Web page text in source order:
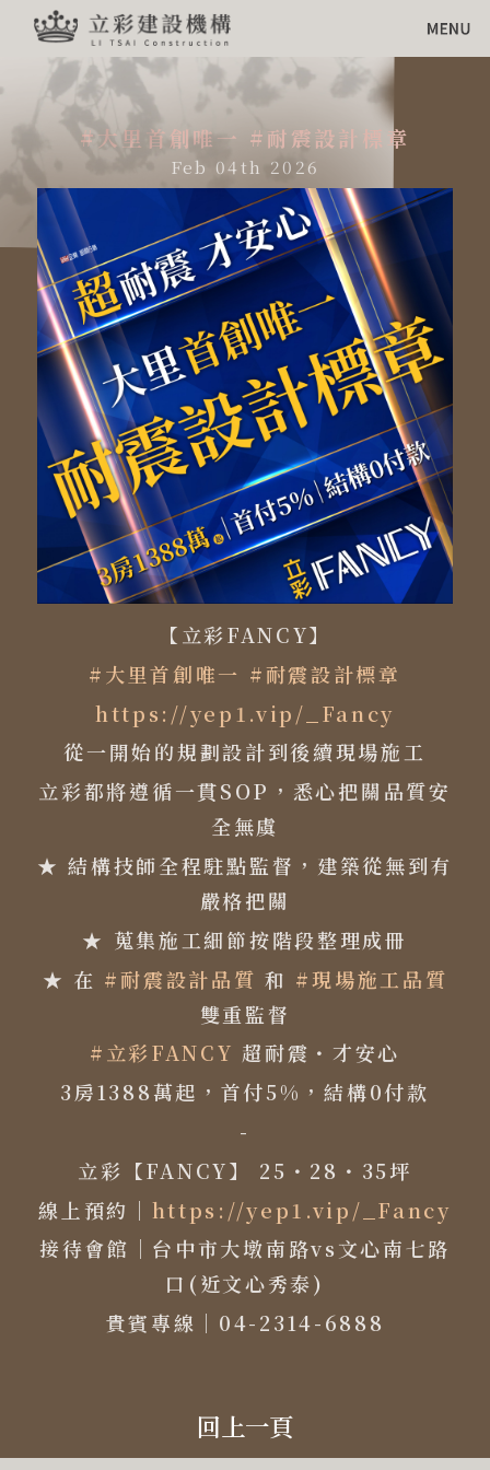
#大里首創唯一 #耐震設計標章
Feb 04th 2026
【立彩FANCY】
#大里首創唯一 #耐震設計標章
https://yep1.vip/_Fancy
從一開始的規劃設計到後續現場施工
立彩都將遵循一貫SOP，悉心把關品質安
全無虞
★ 結構技師全程駐點監督，建築從無到有
嚴格把關
★ 蒐集施工細節按階段整理成冊
★ 在 #耐震設計品質 和 #現場施工品質
雙重監督
#立彩FANCY 超耐震・才安心
3房1388萬起，首付5%，結構0付款
-
立彩【FANCY】 25・28・35坪
線上預約｜ https://yep1.vip/_Fancy
接待會館｜台中市大墩南路vs文心南七路
口(近文心秀泰)
貴賓專線｜04-2314-6888
回上一頁